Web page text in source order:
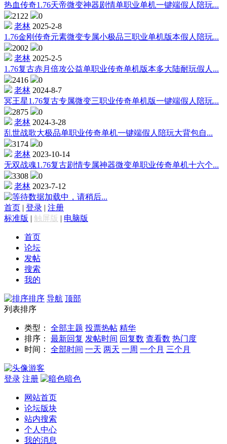
热血传奇1.76天帝微变神器剧情单职业单机一键端假人陪玩...
2122
0
老林 2025-2-8
1.76金刚传奇元素微变专属小极品三职业单机版本假人陪玩...
2002
0
老林 2025-2-5
1.76复古赤月倍攻公益单职业传奇单机版本多大陆耐玩假人...
2416
0
老林 2024-8-7
冥王星1.76复古专属微变三职业传奇单机版一键端假人陪玩...
2875
0
老林 2024-3-28
乱世战歌大极品单职业传奇单机一键端假人陪玩大背包自...
3174
0
老林 2023-10-14
无双战魂1.76复古剧情专属神器微变单职业传奇单机十六个...
3308
0
老林 2023-7-12
数据加载中，请稍后...
首页 | 登录 | 注册
标准版 | 触屏版 | 电脑版
首页
论坛
发帖
搜索
我的
排序 导航 顶部
列表排序
类型： 全部主题 投票热帖 精华
排序：
最新回复 发帖时间 回复数 查看数 热门度
时间：
全部时间 一天 两天 一周 一个月 三个月
游客
登录 注册 暗色
网站首页
论坛版块
站内搜索
个人中心
我的消息